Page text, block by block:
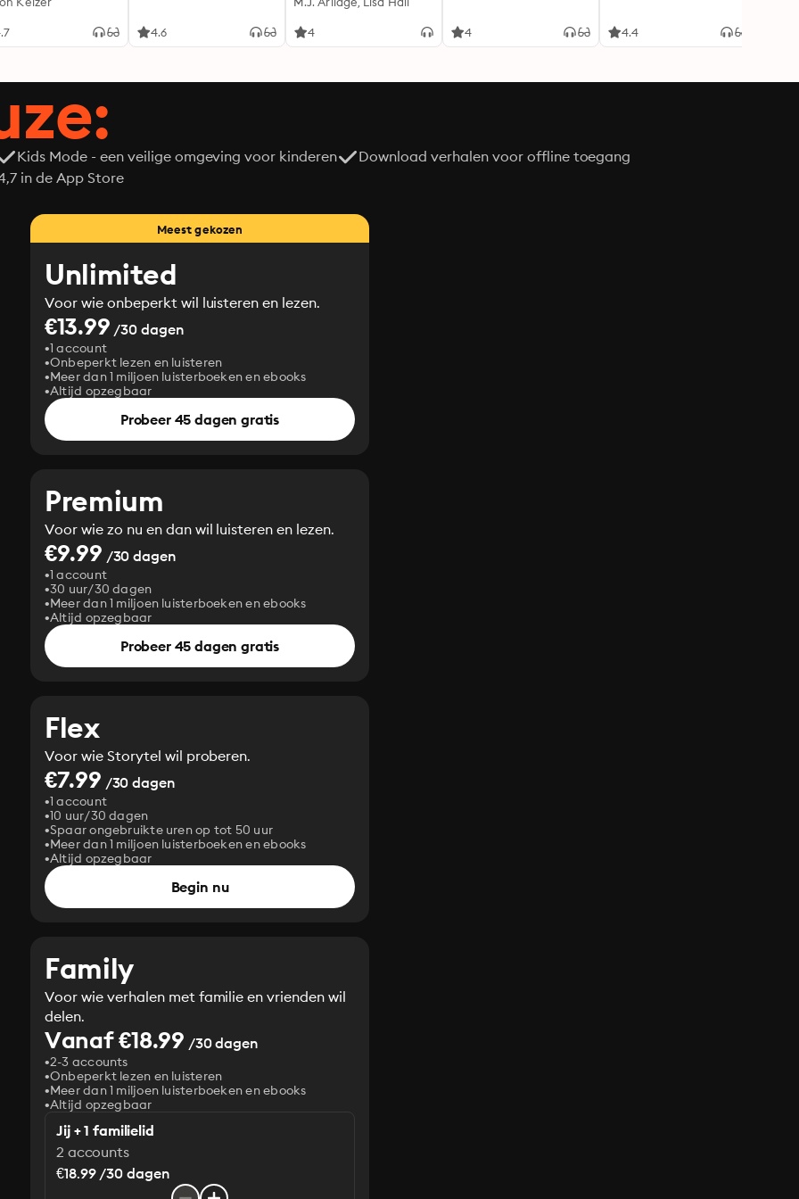
4.6 4 4 4.4
Kids Mode - een veilige omgeving voor kinderen
Download verhalen voor offline toegang
in de App Store
Meest gekozen
Unlimited
Voor wie onbeperkt wil luisteren en lezen.
€13.99 /30 dagen
1 account
Onbeperkt lezen en luisteren
Meer dan 1 miljoen luisterboeken en ebooks
Altijd opzegbaar
Probeer 45 dagen gratis
Premium
Voor wie zo nu en dan wil luisteren en lezen.
€9.99 /30 dagen
1 account
30 uur/30 dagen
Meer dan 1 miljoen luisterboeken en ebooks
Altijd opzegbaar
Probeer 45 dagen gratis
Flex
Voor wie Storytel wil proberen.
€7.99 /30 dagen
1 account
10 uur/30 dagen
Spaar ongebruikte uren op tot 50 uur
Meer dan 1 miljoen luisterboeken en ebooks
Altijd opzegbaar
Begin nu
Family
Voor wie verhalen met familie en vrienden wil
delen.
Vanaf €18.99 /30 dagen
2-3 accounts
Onbeperkt lezen en luisteren
Meer dan 1 miljoen luisterboeken en ebooks
Altijd opzegbaar
Jij + 1 familielid
2 accounts
€18.99 /30 dagen